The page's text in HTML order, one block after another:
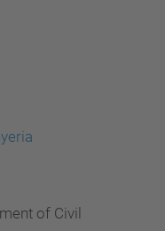
of Civil